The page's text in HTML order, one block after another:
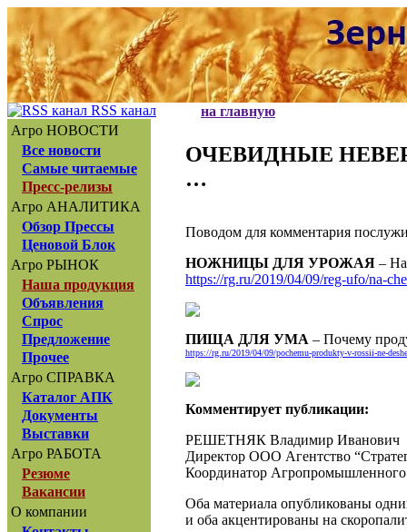
RSS канал
Агро НОВОСТИ
Все новости
Самые читаемые
Пресс-релизы
Агро АНАЛИТИКА
Обзор Прессы
Ценовой Блок
Агро РЫНОК
Наша продукция
Объявления
Спрос
Предложение
Прочее
Агро СПРАВКА
Каталог АПК
Документы
Выставки
Агро РАБОТА
Резюме
Вакансии
О компании
на главную
ОЧЕВИДНЫЕ
…
Поводом для комментария
НОЖНИЦЫ ДЛЯ УРОЖАЯ – На
https://rg.ru/2019/04/09/reg-ufo/na-
ПИЩА ДЛЯ УМА – Почему
https://rg.ru/2019/04/09/pochemu-produkty-v-rossii-ne-
Комментирует публикации:
РЕШЕТНЯК Владимир Иванович
Директор ООО Агентство
Координатор Агропромышленного
Оба материала опубликованы
и оба акцентированы на